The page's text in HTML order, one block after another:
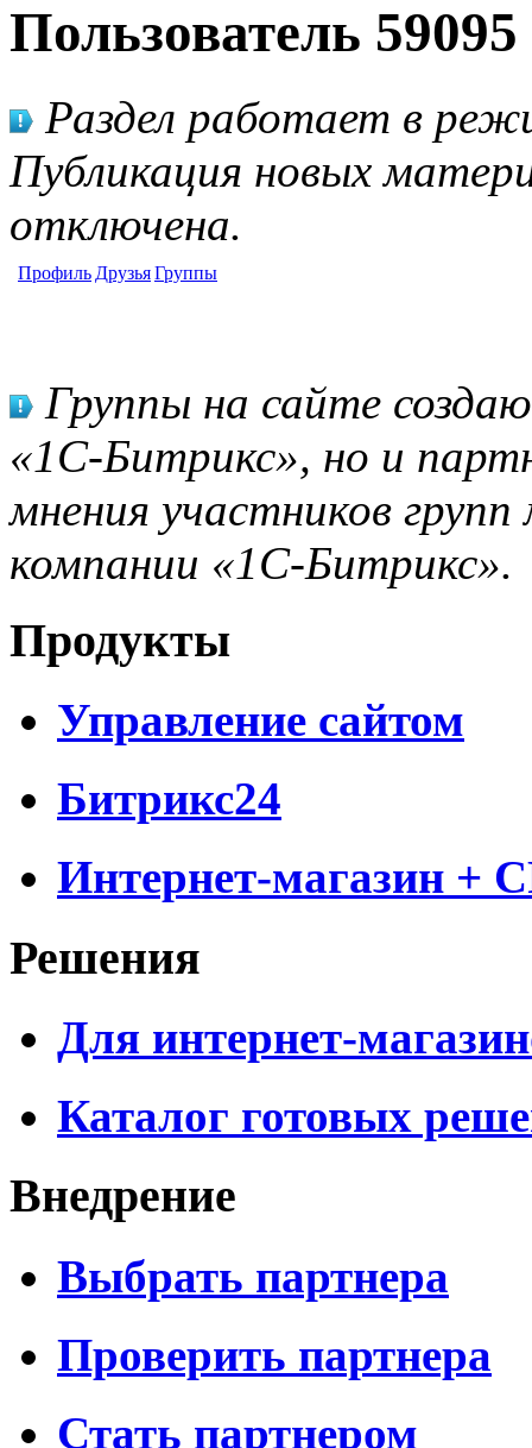
Пользователь 59095
Раздел работает в
Публикация новых
отключена.
Профиль ДрузьяГруппы
Группы на сайте
«1С-Битрикс», но и
мнения участников
компании «1С-Битрикс».
Продукты
Управление сайтом
Битрикс24
Интернет-магазин +
Решения
Для интернет-
Каталог готовых
Внедрение
Выбрать партнера
Проверить партнера
Стать партнером